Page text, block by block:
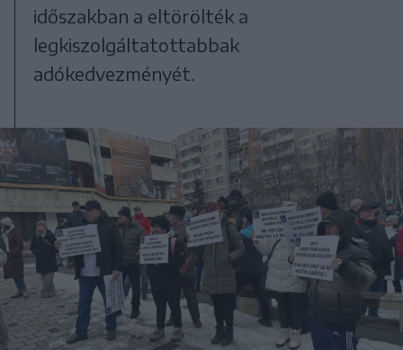
időszakban a eltörölték a
legkiszolgáltatottabbak
adókedvezményét.